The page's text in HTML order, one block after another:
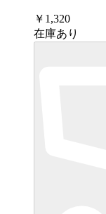
￥1,320
在庫あり